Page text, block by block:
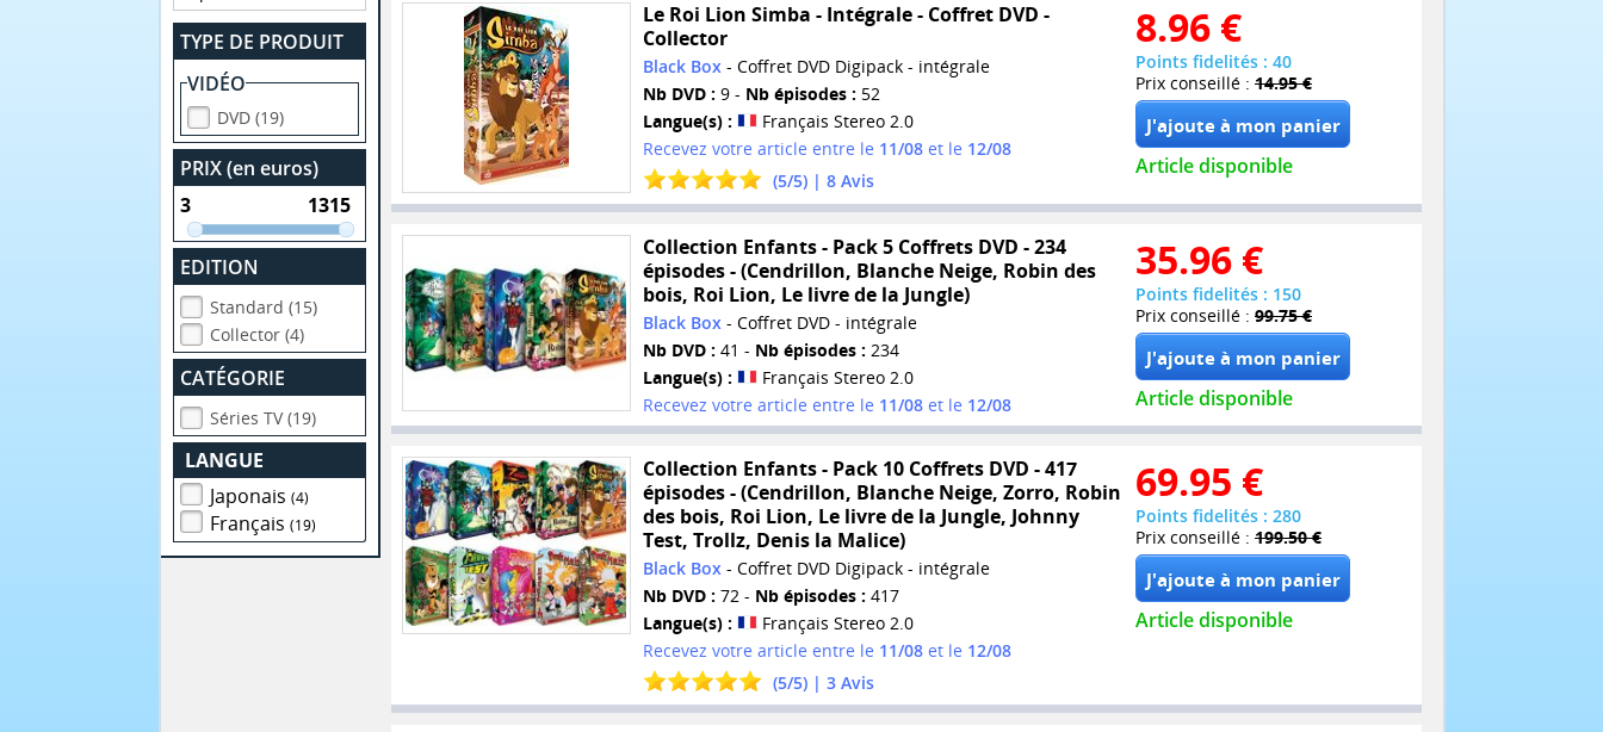
TYPE DE PRODUIT
VIDÉO
DVD (19)
PRIX (en euros)
EDITION
Standard (15)
Collector (4)
CATÉGORIE
Séries TV (19)
LANGUE
Japonais(4)
Français(19)
Le Roi Lion Simba - Intégrale - Coffret DVD -
Collector
Black Box- Coffret DVD Digipack - intégrale
Nb DVD : 9 - Nb épisodes : 52
Langue(s) :
Français Stereo 2.0
Recevez votre article entre le 11/08et le 12/08
(5/5) | 8Avis
8.96 €
Points fidelités : 40
Prix conseillé : 14.95 €
Article disponible
Collection Enfants - Pack 5 Coffrets DVD - 234
épisodes - (Cendrillon, Blanche Neige, Robin des
bois, Roi Lion, Le livre de la Jungle)
Black Box - Coffret DVD - intégrale
Nb DVD : 41 - Nb épisodes : 234
Langue(s) :
Français Stereo 2.0
Recevez votre article entre le 11/08et le 12/08
35.96 €
Points fidelités : 150
Prix conseillé : 99.75 €
Article disponible
Collection Enfants - Pack 10 Coffrets DVD - 417
épisodes - (Cendrillon, Blanche Neige, Zorro, Robin
des bois, Roi Lion, Le livre de la Jungle, Johnny
Test, Trollz, Denis la Malice)
Black Box- Coffret DVD Digipack - intégrale
Nb DVD : 72 - Nb épisodes : 417
Langue(s) :
Français Stereo 2.0
Recevez votre article entre le 11/08et le 12/08
(5/5) | 3Avis
69.95 €
Points fidelités : 280
Prix conseillé : 199.50 €
Article disponible